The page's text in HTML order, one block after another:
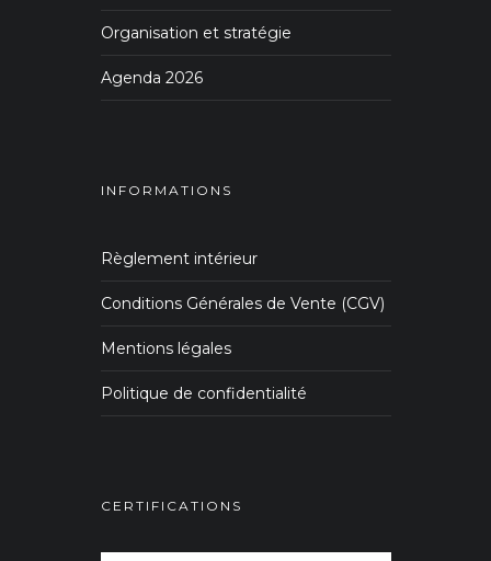
Organisation et stratégie
Agenda 2026
INFORMATIONS
Règlement intérieur
Conditions Générales de Vente (CGV)
Mentions légales
Politique de confidentialité
CERTIFICATIONS